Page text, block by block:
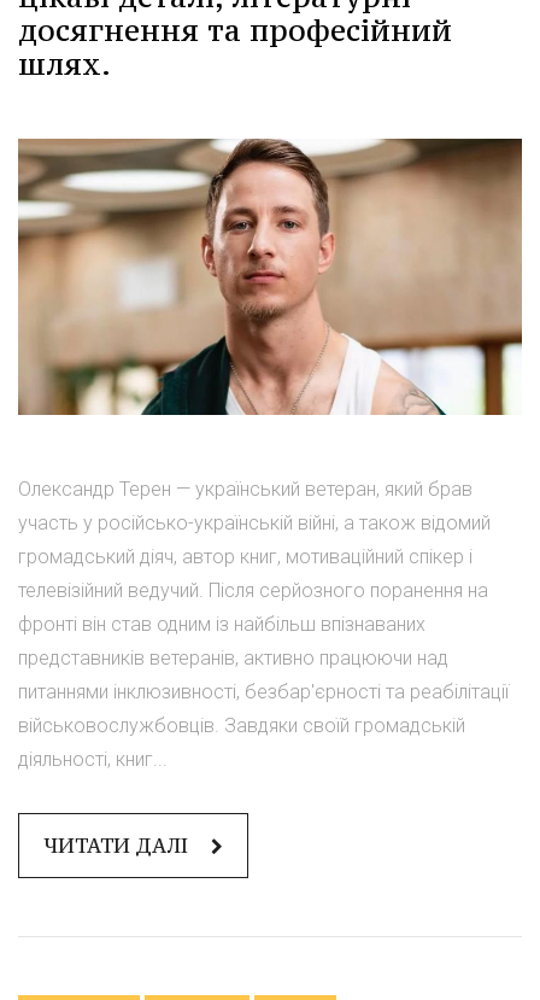
досягнення та професійний
шлях.
Олександр Терен — український ветеран, який брав
участь у російсько-українській війні, а також відомий
громадський діяч, автор книг, мотиваційний спікер і
телевізійний ведучий. Після серйозного поранення на
фронті він став одним із найбільш впізнаваних
представників ветеранів, активно працюючи над
питаннями інклюзивності, безбар'єрності та реабілітації
військовослужбовців. Завдяки своїй громадській
діяльності, книг...
ЧИТАТИ ДАЛІ